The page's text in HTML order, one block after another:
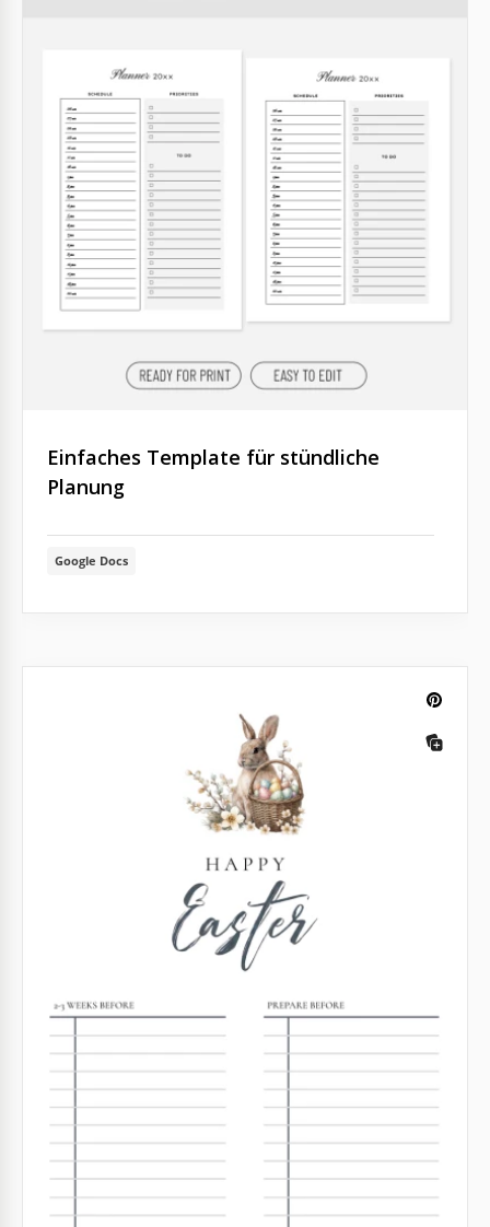
Einfaches Template für stündliche
Planung
Google Docs